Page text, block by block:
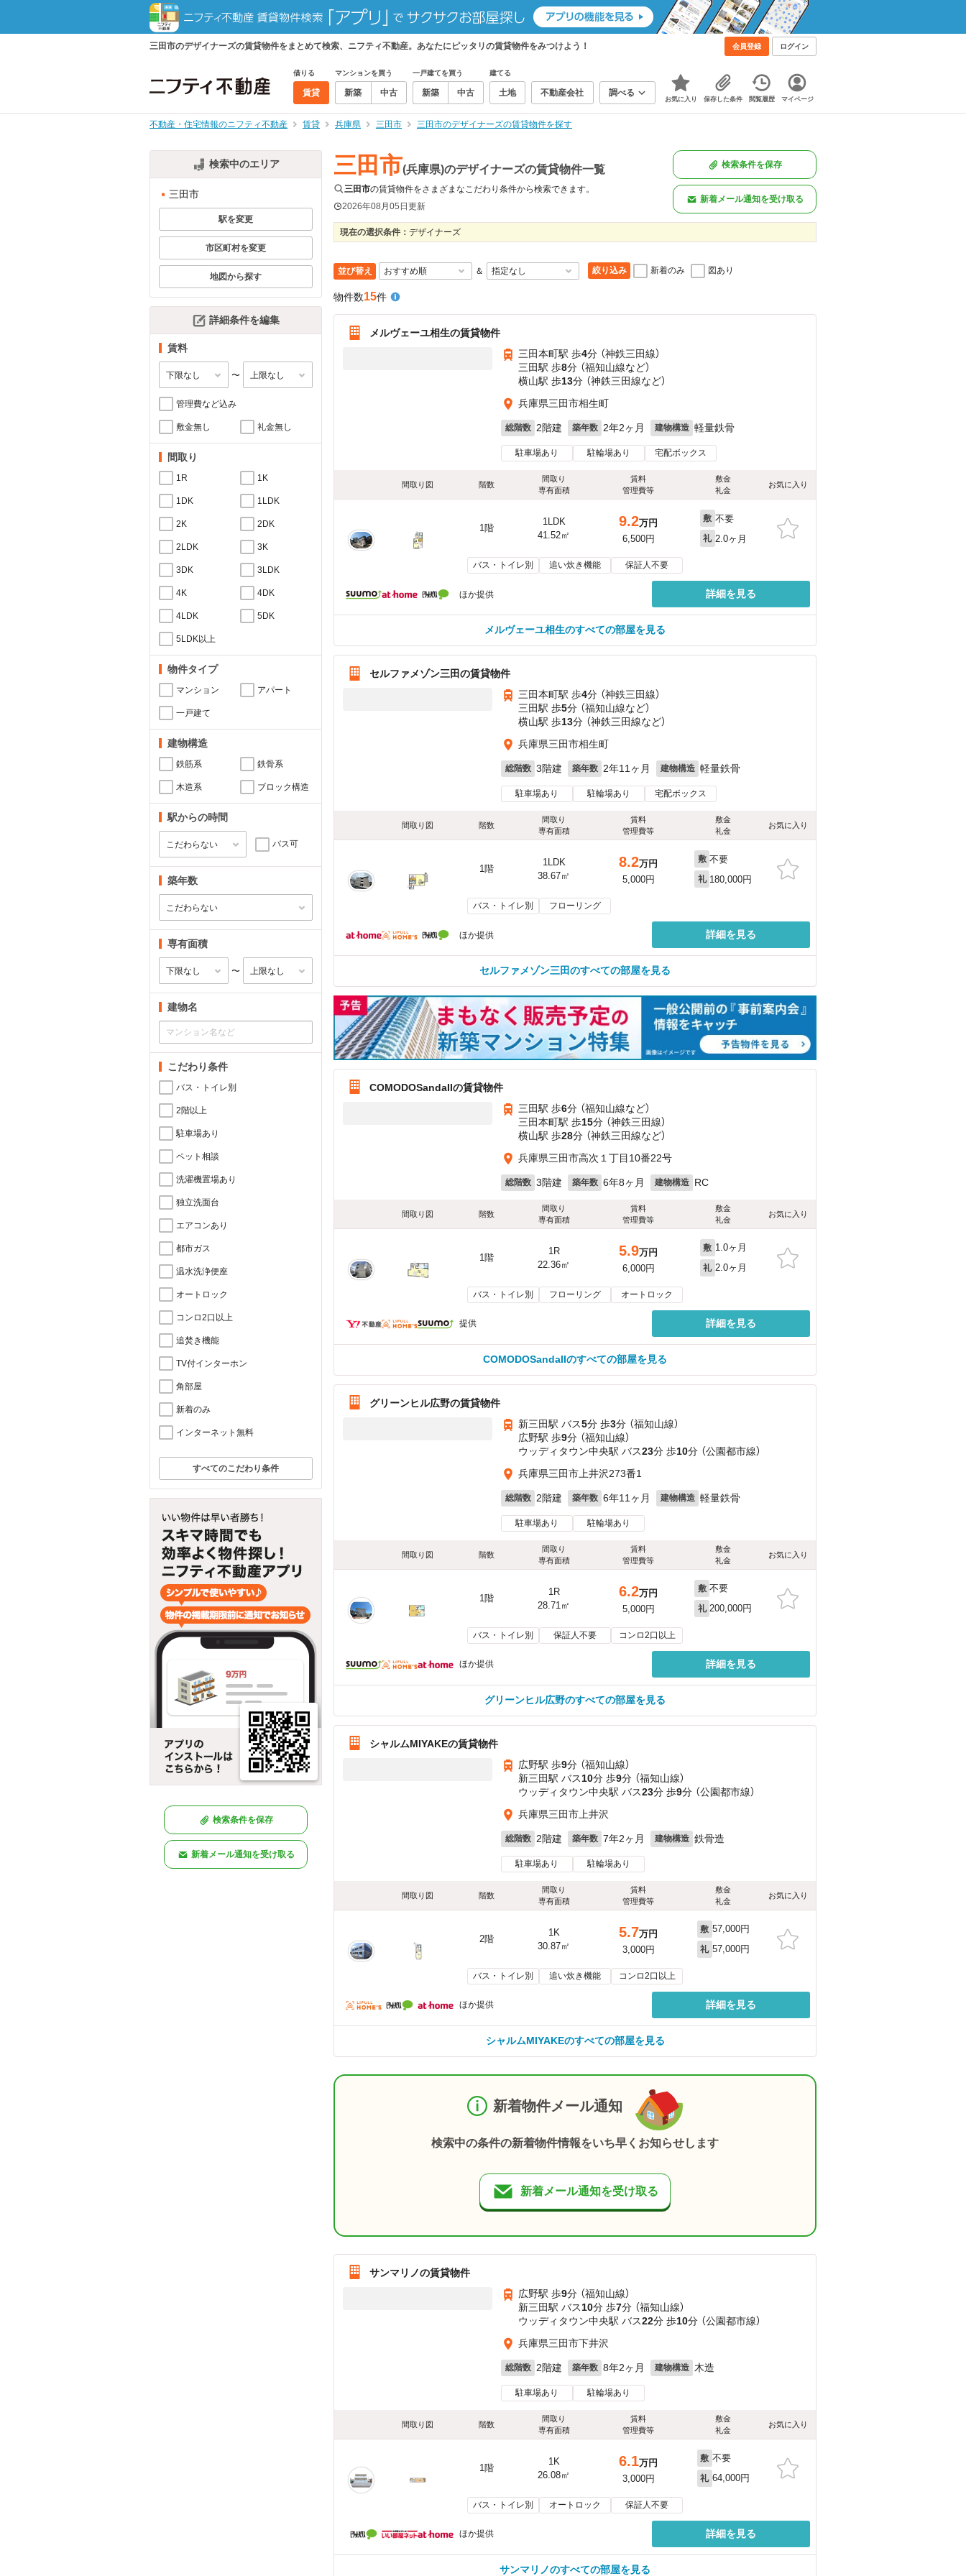
三田市のデザイナーズの賃貸物件をまとめて検索、ニフティ不動産。あなたにピッタリの賃貸物件をみつけよう！ 会員登録 ログイン
借りる
賃貸
マンションを買う
新築 中古
一戸建てを買う
新築 中古
建てる
土地 不動産会社 調べる
お気に入り 保存した条件 閲覧履歴 マイページ
不動産・住宅情報のニフティ不動産 賃貸 兵庫県 三田市 三田市のデザイナーズの賃貸物件を探す
検索中のエリア
三田市
駅を変更
市区町村を変更
地図から探す
詳細条件を編集
賃料
〜
管理費など込み
敷金無し 礼金無し
間取り
1R 1K
1DK 1LDK
2K 2DK
2LDK 3K
3DK 3LDK
4K 4DK
4LDK 5DK
5LDK以上
物件タイプ
マンション アパート
一戸建て
建物構造
鉄筋系 鉄骨系
木造系 ブロック構造
駅からの時間
バス可
築年数
専有面積
〜
建物名
こだわり条件
バス・トイレ別
2階以上
駐車場あり
ペット相談
洗濯機置場あり
独立洗面台
エアコンあり
都市ガス
温水洗浄便座
オートロック
コンロ2口以上
追焚き機能
TV付インターホン
角部屋
新着のみ
インターネット無料
すべてのこだわり条件
検索条件を保存
新着メール通知を受け取る
三田市(兵庫県)のデザイナーズの賃貸物件一覧
三田市の賃貸物件をさまざまなこだわり条件から検索できます。
2026年08月05日更新
検索条件を保存
新着メール通知を受け取る
現在の選択条件： デザイナーズ
並び替え ＆ 絞り込み 新着のみ 図あり
物件数15件
メルヴェーユ相生の賃貸物件
三田本町駅 歩4分 （神鉄三田線）
三田駅 歩8分 （福知山線など）
横山駅 歩13分 （神鉄三田線など）
兵庫県三田市相生町
総階数 2階建 築年数 2年2ヶ月 建物構造 軽量鉄骨
駐車場あり 駐輪場あり 宅配ボックス
間取り図 階数
間取り
専有面積
賃料
管理費等
敷金
礼金
お気に入り
1階
1LDK
41.52㎡
9.2万円
6,500円
敷 不要
礼 2.0ヶ月
バス・トイレ別 追い炊き機能 保証人不要
ほか提供 詳細を見る
メルヴェーユ相生のすべての部屋を見る
セルファメゾン三田の賃貸物件
三田本町駅 歩4分 （神鉄三田線）
三田駅 歩5分 （福知山線など）
横山駅 歩13分 （神鉄三田線など）
兵庫県三田市相生町
総階数 3階建 築年数 2年11ヶ月 建物構造 軽量鉄骨
駐車場あり 駐輪場あり 宅配ボックス
間取り図 階数
間取り
専有面積
賃料
管理費等
敷金
礼金
お気に入り
1階
1LDK
38.67㎡
8.2万円
5,000円
敷 不要
礼 180,000円
バス・トイレ別 フローリング
ほか提供 詳細を見る
セルファメゾン三田のすべての部屋を見る
COMODOSandaIIの賃貸物件
三田駅 歩6分 （福知山線など）
三田本町駅 歩15分 （神鉄三田線）
横山駅 歩28分 （神鉄三田線など）
兵庫県三田市高次１丁目10番22号
総階数 3階建 築年数 6年8ヶ月 建物構造 RC
間取り図 階数
間取り
専有面積
賃料
管理費等
敷金
礼金
お気に入り
1階
1R
22.36㎡
5.9万円
6,000円
敷 1.0ヶ月
礼 2.0ヶ月
バス・トイレ別 フローリング オートロック
提供 詳細を見る
COMODOSandaIIのすべての部屋を見る
グリーンヒル広野の賃貸物件
新三田駅 バス5分 歩3分 （福知山線）
広野駅 歩9分 （福知山線）
ウッディタウン中央駅 バス23分 歩10分 （公園都市線）
兵庫県三田市上井沢273番1
総階数 2階建 築年数 6年11ヶ月 建物構造 軽量鉄骨
駐車場あり 駐輪場あり
間取り図 階数
間取り
専有面積
賃料
管理費等
敷金
礼金
お気に入り
1階
1R
28.71㎡
6.2万円
5,000円
敷 不要
礼 200,000円
バス・トイレ別 保証人不要 コンロ2口以上
ほか提供 詳細を見る
グリーンヒル広野のすべての部屋を見る
シャルムMIYAKEの賃貸物件
広野駅 歩9分 （福知山線）
新三田駅 バス10分 歩9分 （福知山線）
ウッディタウン中央駅 バス23分 歩9分 （公園都市線）
兵庫県三田市上井沢
総階数 2階建 築年数 7年2ヶ月 建物構造 鉄骨造
駐車場あり 駐輪場あり
間取り図 階数
間取り
専有面積
賃料
管理費等
敷金
礼金
お気に入り
2階
1K
30.87㎡
5.7万円
3,000円
敷 57,000円
礼 57,000円
バス・トイレ別 追い炊き機能 コンロ2口以上
ほか提供 詳細を見る
シャルムMIYAKEのすべての部屋を見る
新着物件メール通知
検索中の条件の新着物件情報をいち早くお知らせします
新着メール通知を受け取る
サンマリノの賃貸物件
広野駅 歩9分 （福知山線）
新三田駅 バス10分 歩7分 （福知山線）
ウッディタウン中央駅 バス22分 歩10分 （公園都市線）
兵庫県三田市下井沢
総階数 2階建 築年数 8年2ヶ月 建物構造 木造
駐車場あり 駐輪場あり
間取り図 階数
間取り
専有面積
賃料
管理費等
敷金
礼金
お気に入り
1階
1K
26.08㎡
6.1万円
3,000円
敷 不要
礼 64,000円
バス・トイレ別 オートロック 保証人不要
ほか提供 詳細を見る
サンマリノのすべての部屋を見る